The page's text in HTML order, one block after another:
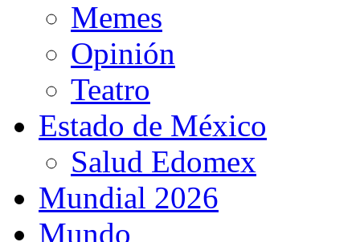
Memes
Opinión
Teatro
Estado de México
Salud Edomex
Mundial 2026
Mundo